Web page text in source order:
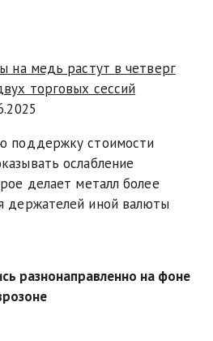
на медь растут в четверг
торговых сессий
поддержку стоимости
ослабление
делает металл более
держателей иной валюты
разнонаправленно на фоне